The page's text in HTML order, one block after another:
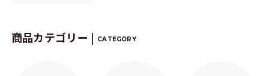
商品カテゴリー | CATEGORY